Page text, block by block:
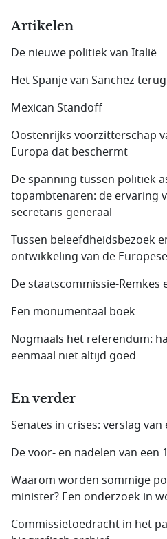
Artikelen
De nieuwe politiek van Italië
Het Spanje van Sanchez
Mexican Standoff
Oostenrijks voorzitterschap
Europa dat beschermt
De spanning tussen politiek
topambtenaren: de ervaring
secretaris-generaal
Tussen beleefdheidsbezoek
ontwikkeling van de
De staatscommissie-Remkes
Een monumentaal boek
Nogmaals het referendum:
eenmaal niet altijd goed
En verder
Senates in crises: verslag
De voor- en nadelen van een
Waarom worden sommige
minister? Een onderzoek in
Commissietoedracht in het